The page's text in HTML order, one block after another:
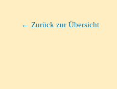
← Zurück zur Übersicht